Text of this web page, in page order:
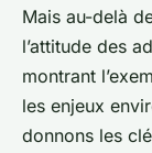
Mais au-delà
l’attitude des
montrant
les enjeux
donnons les